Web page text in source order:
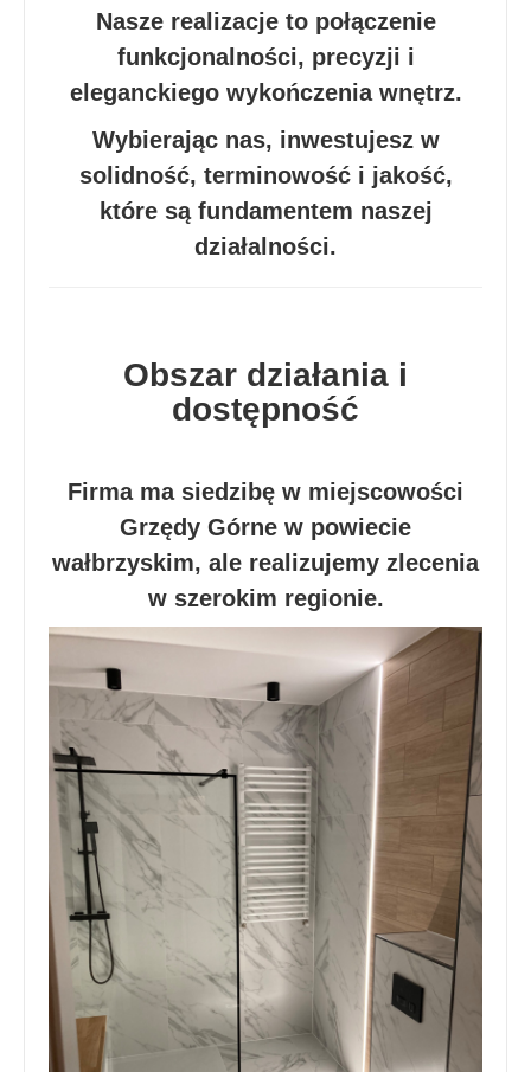
Nasze realizacje to połączenie
funkcjonalności, precyzji i
eleganckiego wykończenia wnętrz.
Wybierając nas, inwestujesz w
solidność, terminowość i jakość,
które są fundamentem naszej
działalności.
Obszar działania i
dostępność
Firma ma siedzibę w miejscowości
Grzędy Górne w powiecie
wałbrzyskim, ale realizujemy zlecenia
w szerokim regionie.